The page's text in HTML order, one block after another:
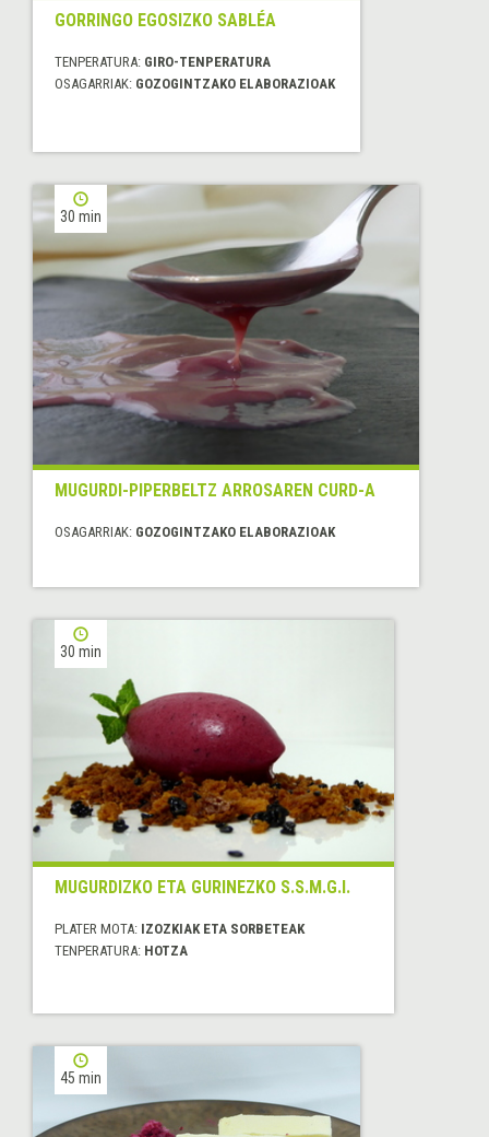
GORRINGO EGOSIZKO SABLÉA
TENPERATURA: GIRO-TENPERATURA
OSAGARRIAK: GOZOGINTZAKO ELABORAZIOAK
30 min
MUGURDI-PIPERBELTZ ARROSAREN CURD-A
OSAGARRIAK: GOZOGINTZAKO ELABORAZIOAK
30 min
MUGURDIZKO ETA GURINEZKO S.S.M.G.I.
PLATER MOTA: IZOZKIAK ETA SORBETEAK
TENPERATURA: HOTZA
45 min